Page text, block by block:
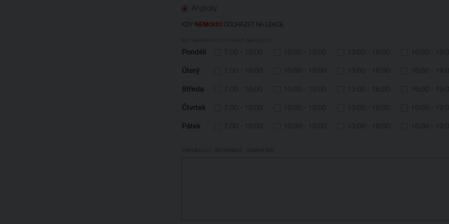
Anglický
KDY NEMOHU DOCHÁZET NA LEKCE
Pondělí 7:00 - 10:00 10:00 - 13:00 13:00 - 16:00 16:00 -
Úterý 7:00 - 10:00 10:00 - 13:00 13:00 - 16:00 16:00 -
Středa 7:00 - 10:00 10:00 - 13:00 13:00 - 16:00 16:00 -
Čtvrtek 7:00 - 10:00 10:00 - 13:00 13:00 - 16:00 16:00 -
Pátek 7:00 - 10:00 10:00 - 13:00 13:00 - 16:00 16:00 -
DOPLŇUJÍCÍ INFORMACE, KOMENTÁŘ: